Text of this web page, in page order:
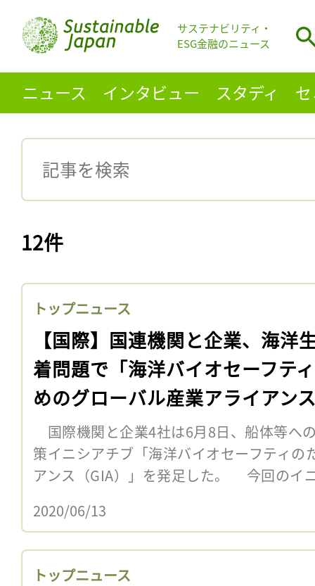
サステナビリティ・
ESG金融のニュース
ニュース インタビュー スタディ
12件
トップニュース
【国際】国連機関と企業、海洋
着問題で「海洋バイオセーフテ
めのグローバル産業アライアン
足
国際機関と企業4社は6月8日、船体等へ
策イニシアチブ「海洋バイオセーフティの
アンス（GIA）」を発足した。 今回のイ
2020/06/13
トップニュース